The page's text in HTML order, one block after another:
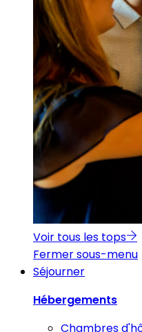
Voir tous les tops
Fermer sous-menu
Séjourner
Hébergements
Chambres